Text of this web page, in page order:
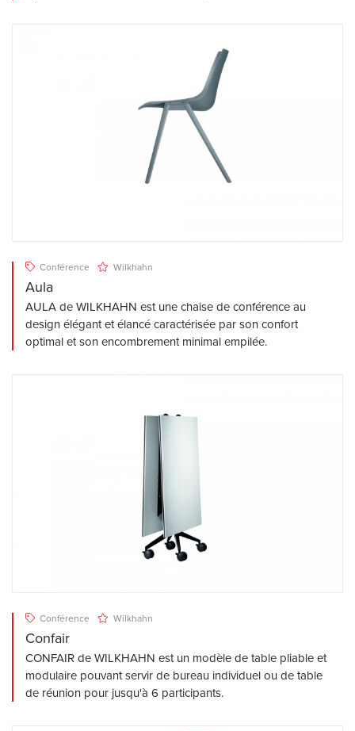
Conférence Wilkhahn
Aula
AULA de WILKHAHN est une chaise de conférence au
design élégant et élancé caractérisée par son confort
optimal et son encombrement minimal empilée.
Conférence Wilkhahn
Confair
CONFAIR de WILKHAHN est un modèle de table pliable et
modulaire pouvant servir de bureau individuel ou de table
de réunion pour jusqu'à 6 participants.